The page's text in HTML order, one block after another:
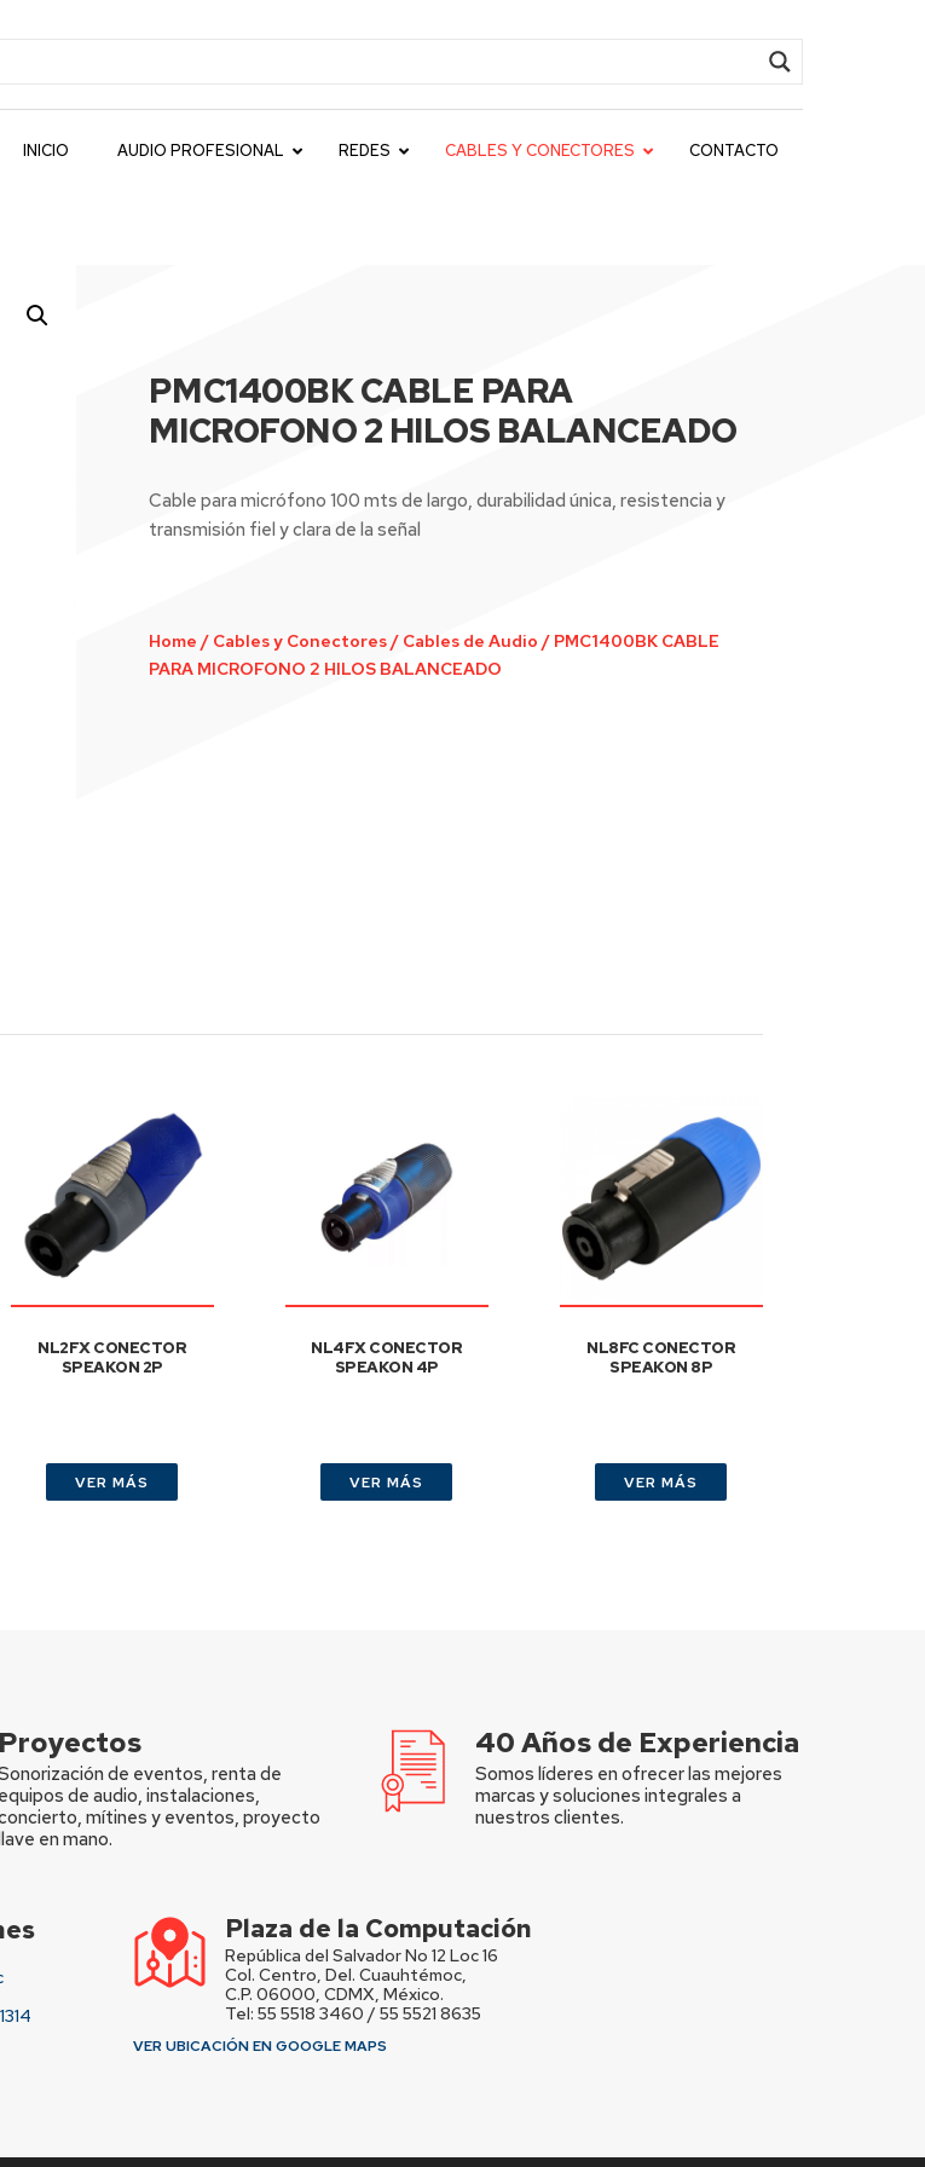
INICIO AUDIO PROFESIONAL REDES CABLES Y CONECTORES CONTACTO
PMC1400BK CABLE PARA
MICROFONO 2 HILOS BALANCEADO
Cable para micrófono 100 mts de largo, durabilidad única, resistencia y
transmisión fiel y clara de la señal
Home / Cables y Conectores/ Cables de Audio / PMC1400BK CABLE
PARA MICROFONO 2 HILOS BALANCEADO
NL2FX CONECTOR
SPEAKON 2P
VER MÁS
NL4FX CONECTOR
SPEAKON 4P
VER MÁS
NL8FC CONECTOR
SPEAKON 8P
VER MÁS
Proyectos
de eventos, renta de
equipos de audio, instalaciones,
mítines y eventos, proyecto
en mano.
40 Años de Experiencia
Somos líderes en ofrecer las mejores
marcas y soluciones integrales a
nuestros clientes.
Plaza de la Computación
República del Salvador No 12 Loc 16
Col. Centro, Del. Cuauhtémoc,
C.P. 06000, CDMX, México.
Tel: 55 5518 3460 / 55 5521 8635
VER UBICACIÓN EN GOOGLE MAPS